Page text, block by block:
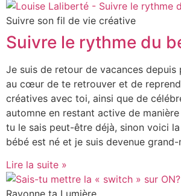
Suivre son fil de vie créative
Suivre le rythme du
Je suis de retour de vacances depuis
au cœur de te retrouver et de
créatives avec toi, ainsi que de
automne en restant active de
tu le sais peut-être déjà, sinon voici
bébé est né et je suis devenue
Lire la suite »